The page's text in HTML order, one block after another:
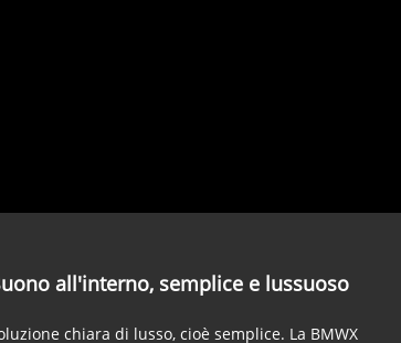
all'interno, semplice e lussuoso
chiara di lusso, cioè semplice. La BMWX